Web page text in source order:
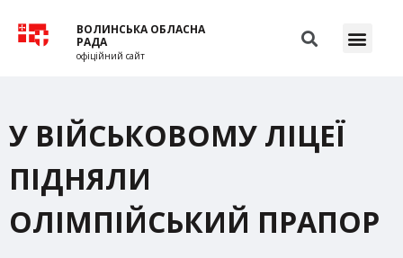
ВОЛИНСЬКА ОБЛАСНА
РАДА
офіційний сайт
У ВІЙСЬКОВОМУ ЛІЦЕЇ
ПІДНЯЛИ
ОЛІМПІЙСЬКИЙ ПРАПОР